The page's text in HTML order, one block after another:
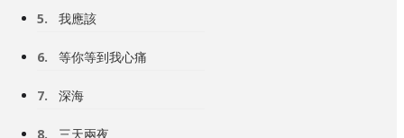
5. 我應該
6. 等你等到我心痛
7. 深海
8. 三天兩夜